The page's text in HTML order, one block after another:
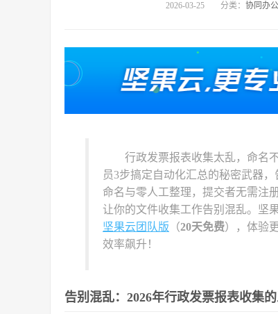
2026-03-25 分类： 协同办公
行政发票报表收集太乱，命名
员3步搞定自动化汇总的秘密武器
命名与零人工整理，提交者无需注
让你的文件收集工作告别混乱。坚
坚果云团队版 （20天免费），体验
效率飙升！
告别混乱：2026年行政发票报表收集